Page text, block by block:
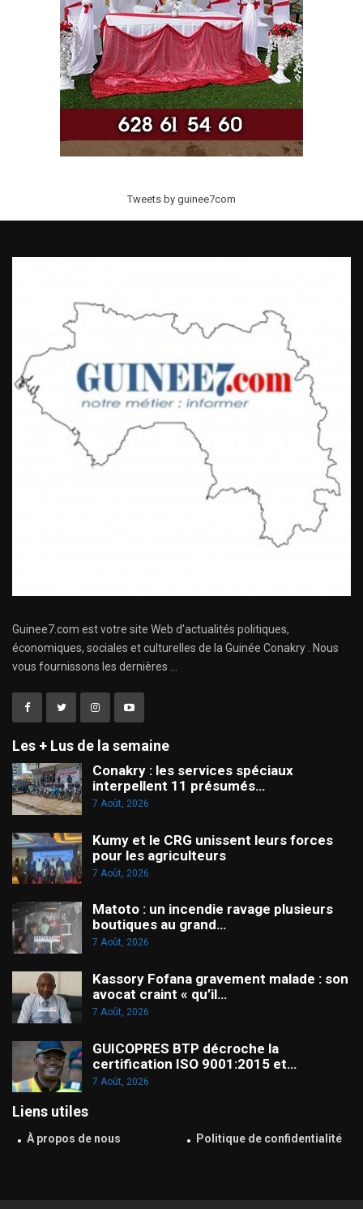
Tweets by guinee7com
Guinee7.com est votre site Web d'actualités politiques,
économiques, sociales et culturelles de la Guinée Conakry . Nous
vous fournissons les dernières ...
Les + Lus de la semaine
Conakry : les services spéciaux
interpellent 11 présumés…
7 Août, 2026
Kumy et le CRG unissent leurs forces
pour les agriculteurs
7 Août, 2026
Matoto : un incendie ravage plusieurs
boutiques au grand…
7 Août, 2026
Kassory Fofana gravement malade : son
avocat craint « qu’il…
7 Août, 2026
GUICOPRES BTP décroche la
certification ISO 9001:2015 et…
7 Août, 2026
Liens utiles
À propos de nous Politique de confidentialité